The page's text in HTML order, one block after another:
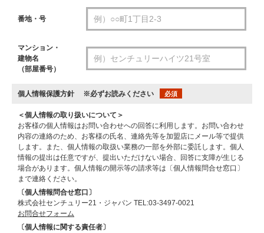
番地・号
マンション・
建物名
（部屋番号）
個人情報保護方針 ※必ずお読みください 必須
＜個人情報の取り扱いについて＞
お客様の個人情報はお問い合わせへの回答に利用します。お問い合わせ
内容の連絡のため、お客様の氏名、連絡先等を加盟店にメール等で提供
します。また、個人情報の取扱い業務の一部を外部に委託します。個人
情報の提出は任意ですが、提出いただけない場合、回答に支障が生じる
場合があります。個人情報の開示等の請求等は〔個人情報問合せ窓口〕
まで連絡ください。
〔個人情報問合せ窓口〕
株式会社センチュリー21・ジャパン TEL:03-3497-0021
お問合せフォーム
〔個人情報に関する責任者〕